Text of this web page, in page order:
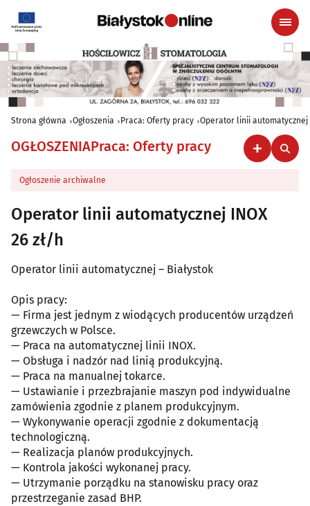
Strona główna Ogłoszenia Praca: Oferty pracy Operator linii automatycznej
OGŁOSZENIAPraca: Oferty pracy
Ogłoszenie archiwalne
Operator linii automatycznej INOX
26 zł/h
Operator linii automatycznej – Białystok
Opis pracy:
— Firma jest jednym z wiodących producentów urządzeń
grzewczych w Polsce.
— Praca na automatycznej linii INOX.
— Obsługa i nadzór nad linią produkcyjną.
— Praca na manualnej tokarce.
— Ustawianie i przezbrajanie maszyn pod indywidualne
zamówienia zgodnie z planem produkcyjnym.
— Wykonywanie operacji zgodnie z dokumentacją
technologiczną.
— Realizacja planów produkcyjnych.
— Kontrola jakości wykonanej pracy.
— Utrzymanie porządku na stanowisku pracy oraz
przestrzeganie zasad BHP.